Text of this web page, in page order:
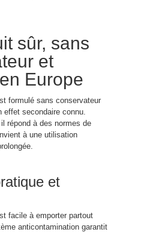
sûr, sans
et
Europe
formulé sans conservateur
effet secondaire connu.
répond à des normes de
à une utilisation
et
facile à emporter partout
anticontamination garantit